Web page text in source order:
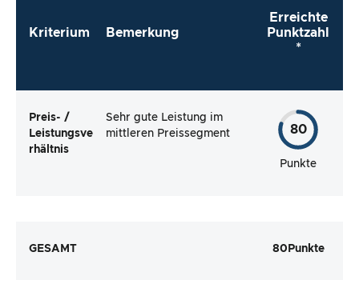
Kriterium Bemerkung
Erreichte
Punktzahl
*
Preis- /
Leistungsve
rhältnis
Sehr gute Leistung im
mittleren Preissegment
80
Punkte
GESAMT 80 Punkte